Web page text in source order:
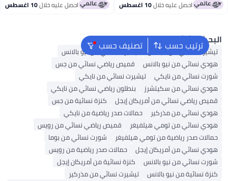
أقل سعر في السنة
احصل عليه خلال10 اغسطس احصل عليه خلال10 اغسطس
ترتيب حسب تصنيف حسب الشائع
نسائي من أديداس
تيشيرت نسائي من نيو بالانس
نسائي من نيو بالانس
قميص رياضي نسائي من جس
نسائي من نايكي
تيشيرت نسائي من نايكي
نسائي من سكيتشرز
بنطلون رياضي نسائي من نايكي
رياضي نسائي من أمريكان إيجل
كنزة نسائية من جس
نسائي من مذركير
حمالات صدر رياضية من نايكي
نسائي من تومي هيلفيغر
قميص رياضي نسائي من رويس
صدر رياضية من تومي هيلفيغر
شورت نسائي من بوما
نسائي من أمريكان إيجل
حمالات صدر رياضية من رويس
نسائي من نيو بالانس
كنزة نسائية من أمريكان إيجل
نسائية من نيو بالانس
تيشيرت نسائي من مذركير